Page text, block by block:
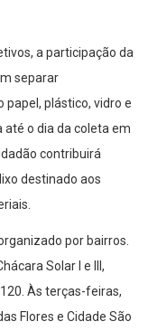
a participação da
separar
plástico, vidro e
o dia da coleta em
contribuirá
destinado aos
por bairros.
Solar I e III,
Às terças-feiras,
Flores e Cidade São